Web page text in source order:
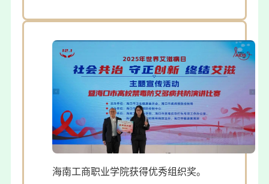
海南工商职业学院获得优秀组织奖。